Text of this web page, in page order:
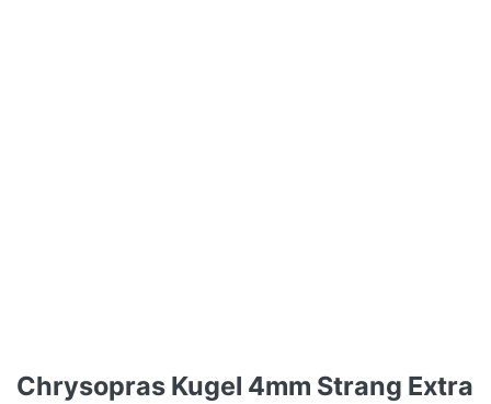
Chrysopras Kugel 4mm Strang Extra